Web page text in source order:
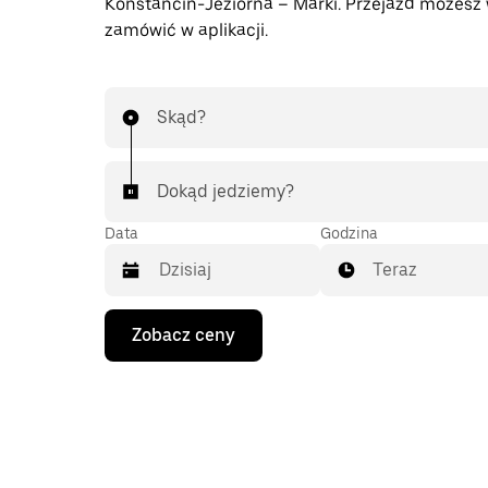
zamówić w aplikacji.
Skąd?
Dokąd jedziemy?
Data
Naciśnij
klawisz
strzałki
Godzina
Teraz
Zobacz ceny